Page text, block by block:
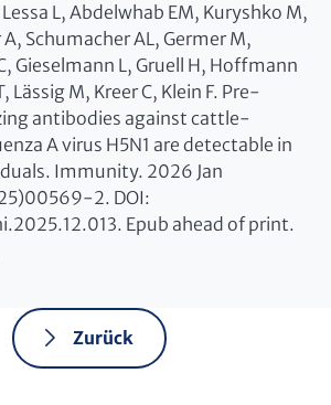
L, Abdelwhab EM, Kuryshko M,
Schumacher AL, Germer M,
Gieselmann L, Gruell H, Hoffmann
Lässig M, Kreer C, Klein F. Pre-
antibodies against cattle-
A virus H5N1 are detectable in
Immunity. 2026 Jan
2. DOI:
Epub ahead of print.
Zurück